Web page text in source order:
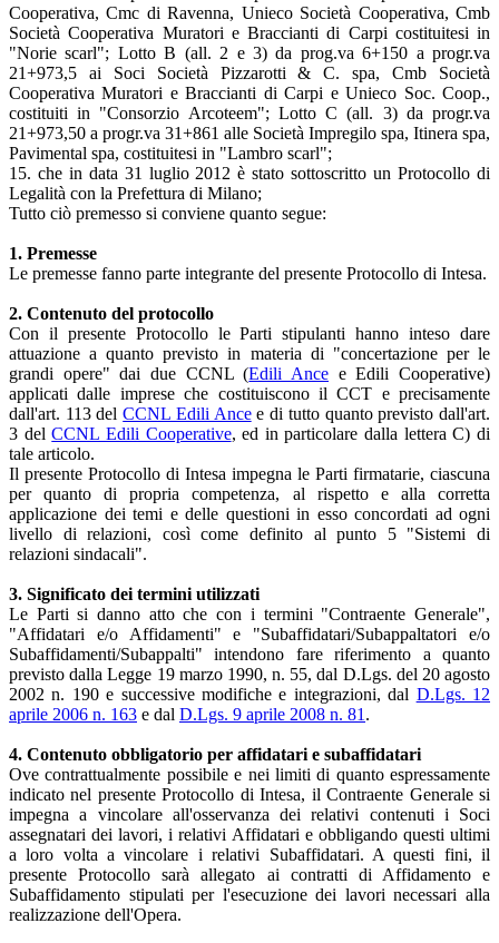
Cooperativa, Cmc di Ravenna, Unieco Società Cooperativa, Cmb
Società Cooperativa Muratori e Braccianti di Carpi costituitesi in
"Norie scarl"; Lotto B (all. 2 e 3) da prog.va 6+150 a progr.va
21+973,5 ai Soci Società Pizzarotti & C. spa, Cmb Società
Cooperativa Muratori e Braccianti di Carpi e Unieco Soc. Coop.,
costituiti in "Consorzio Arcoteem"; Lotto C (all. 3) da progr.va
21+973,50 a progr.va 31+861 alle Società Impregilo spa, Itinera spa,
Pavimental spa, costituitesi in "Lambro scarl";
15. che in data 31 luglio 2012 è stato sottoscritto un Protocollo di
Legalità con la Prefettura di Milano;
Tutto ciò premesso si conviene quanto segue:
1. Premesse
Le premesse fanno parte integrante del presente Protocollo di Intesa.
2. Contenuto del protocollo
Con il presente Protocollo le Parti stipulanti hanno inteso dare
attuazione a quanto previsto in materia di "concertazione per le
grandi opere" dai due CCNL (Edili Ance e Edili Cooperative)
applicati dalle imprese che costituiscono il CCT e precisamente
dall'art. 113 delCCNL Edili Ancee di tutto quanto previsto dall'art.
3 delCCNL Edili Cooperative, ed in particolare dalla lettera C) di
tale articolo.
Il presente Protocollo di Intesa impegna le Parti firmatarie, ciascuna
per quanto di propria competenza, al rispetto e alla corretta
applicazione dei temi e delle questioni in esso concordati ad ogni
livello di relazioni, così come definito al punto 5 "Sistemi di
relazioni sindacali".
3. Significato dei termini utilizzati
Le Parti si danno atto che con i termini "Contraente Generale",
"Affidatari e/o Affidamenti" e "Subaffidatari/Subappaltatori e/o
Subaffidamenti/Subappalti" intendono fare riferimento a quanto
previsto dalla Legge 19 marzo 1990, n. 55, dal D.Lgs. del 20 agosto
2002 n. 190 e successive modifiche e integrazioni, dal D.Lgs. 12
aprile 2006 n. 163 e dal D.Lgs. 9 aprile 2008 n. 81 .
4. Contenuto obbligatorio per affidatari e subaffidatari
Ove contrattualmente possibile e nei limiti di quanto espressamente
indicato nel presente Protocollo di Intesa, il Contraente Generale si
impegna a vincolare all'osservanza dei relativi contenuti i Soci
assegnatari dei lavori, i relativi Affidatari e obbligando questi ultimi
a loro volta a vincolare i relativi Subaffidatari. A questi fini, il
presente Protocollo sarà allegato ai contratti di Affidamento e
Subaffidamento stipulati per l'esecuzione dei lavori necessari alla
realizzazione dell'Opera.